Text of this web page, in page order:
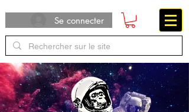
Se connecter